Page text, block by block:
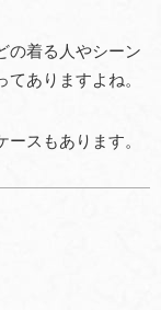
の着る人やシーン
ありますよね。
スもあります。